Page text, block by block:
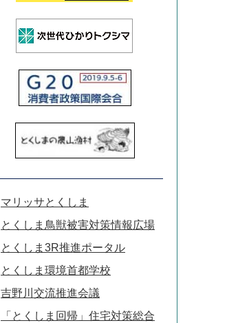
マリッサとくしま
とくしま鳥獣被害対策情報広場
とくしま3R推進ポータル
とくしま環境首都学校
吉野川交流推進会議
「とくしま回帰」住宅対策総合